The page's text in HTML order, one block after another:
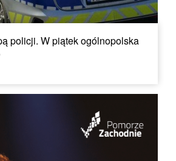
policji. W piątek ogólnopolska